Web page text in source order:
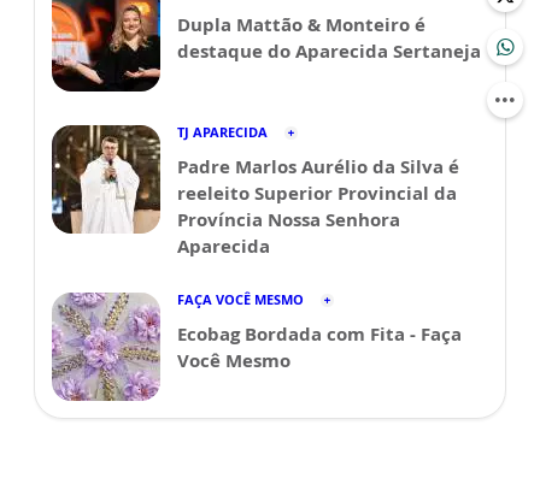
Dupla Mattão & Monteiro é
destaque do Aparecida Sertaneja
TJ APARECIDA
Padre Marlos Aurélio da Silva é
reeleito Superior Provincial da
Província Nossa Senhora
Aparecida
FAÇA VOCÊ MESMO
Ecobag Bordada com Fita - Faça
Você Mesmo